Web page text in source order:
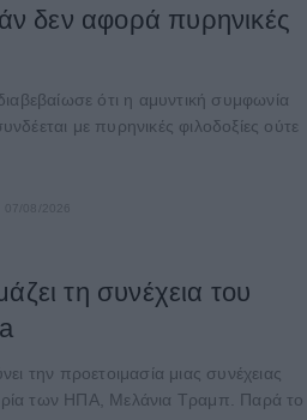
δεν αφορά πυρηνικές
ότι η αμυντική συμφωνία
με πυρηνικές φιλοδοξίες ούτε
τη συνέχεια του
την προετοιμασία μιας συνέχειας
των ΗΠΑ, Μελάνια Τραμπ. Παρά το